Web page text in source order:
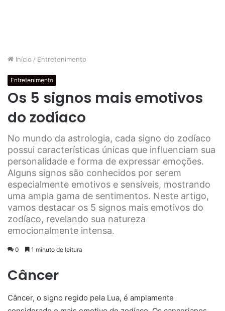
Início / Entretenimento
Entretenimento
Os 5 signos mais emotivos
do zodíaco
No mundo da astrologia, cada signo do zodíaco
possui características únicas que influenciam sua
personalidade e forma de expressar emoções.
Alguns signos são conhecidos por serem
especialmente emotivos e sensíveis, mostrando
uma ampla gama de sentimentos. Neste artigo,
vamos destacar os 5 signos mais emotivos do
zodíaco, revelando sua natureza
emocionalmente intensa.
0 1 minuto de leitura
Câncer
Câncer, o signo regido pela Lua, é amplamente